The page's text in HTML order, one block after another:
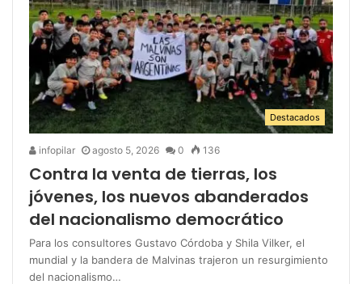
Destacados
infopilar agosto 5, 2026 0 136
Contra la venta de tierras, los
jóvenes, los nuevos abanderados
del nacionalismo democrático
Para los consultores Gustavo Córdoba y Shila Vilker, el
mundial y la bandera de Malvinas trajeron un resurgimiento
del nacionalismo…